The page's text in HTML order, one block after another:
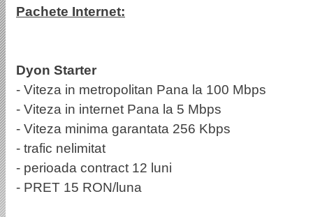
Pachete Internet:
Dyon Starter
- Viteza in metropolitan Pana la 100 Mbps
- Viteza in internet Pana la 5 Mbps
- Viteza minima garantata 256 Kbps
- trafic nelimitat
- perioada contract 12 luni
- PRET 15 RON/luna